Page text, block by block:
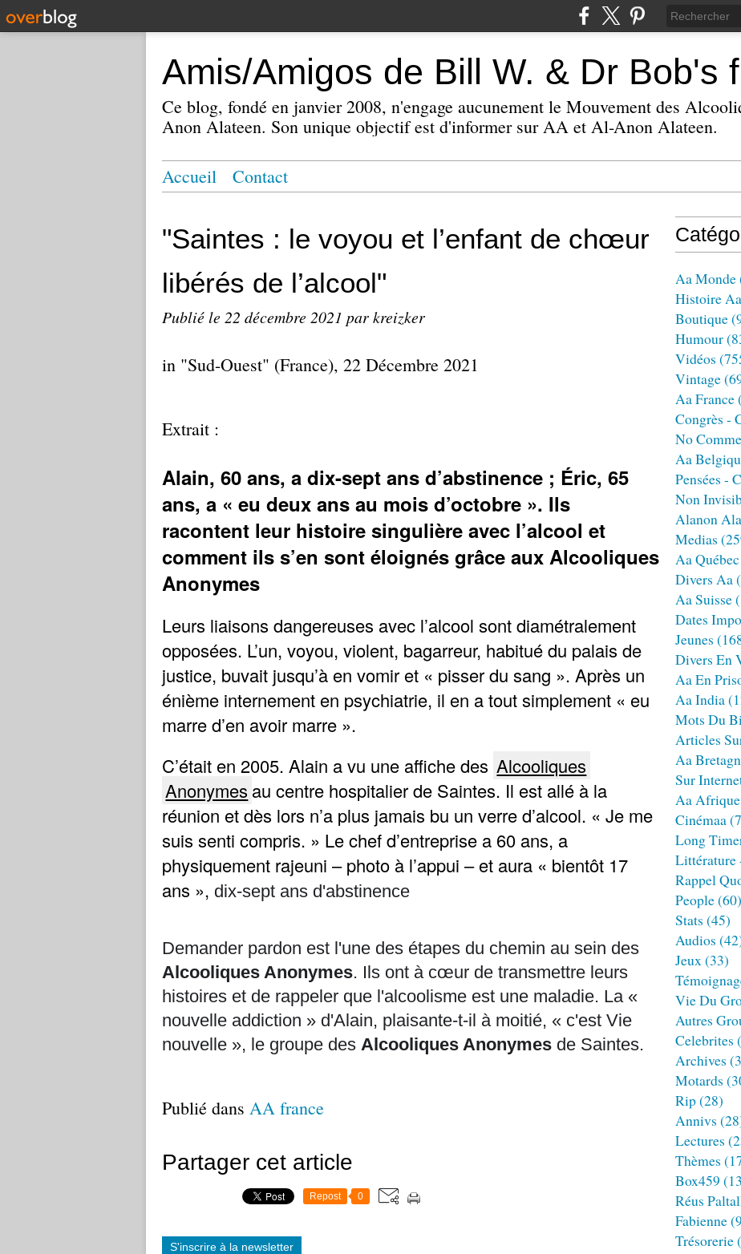
Amis/Amigos de Bill W. & Dr Bob's
Ce blog, fondé en janvier 2008, n'engage aucunement le Mouvement des
Anon Alateen. Son unique objectif est d'informer sur AA et Al-Anon Alateen.
Accueil Contact
"Saintes : le voyou et l’enfant de chœur
libérés de l’alcool"
Publié le 22 décembre 2021 par kreizker
in "Sud-Ouest" (France), 22 Décembre 2021
Extrait :
Alain, 60 ans, a dix-sept ans d’abstinence ; Éric, 65
ans, a « eu deux ans au mois d’octobre ». Ils
racontent leur histoire singulière avec l’alcool et
comment ils s’en sont éloignés grâce aux Alcooliques
Anonymes
Leurs liaisons dangereuses avec l’alcool sont diamétralement
opposées. L’un, voyou, violent, bagarreur, habitué du palais de
justice, buvait jusqu’à en vomir et « pisser du sang ». Après un
énième internement en psychiatrie, il en a tout simplement « eu
marre d’en avoir marre ».
C’était en 2005. Alain a vu une affiche des Alcooliques
Anonymes au centre hospitalier de Saintes. Il est allé à la
réunion et dès lors n’a plus jamais bu un verre d’alcool. « Je me
suis senti compris. » Le chef d’entreprise a 60 ans, a
physiquement rajeuni – photo à l’appui – et aura « bientôt 17
ans », dix-sept ans d'abstinence
Demander pardon est l'une des étapes du chemin au sein des
Alcooliques Anonymes. Ils ont à cœur de transmettre leurs
histoires et de rappeler que l'alcoolisme est une maladie. La «
nouvelle addiction » d'Alain, plaisante-t-il à moitié, « c'est Vie
nouvelle », le groupe des Alcooliques Anonymes de Saintes.
Publié dans AA france
Partager cet article
Repost 0
S'inscrire à la newsletter
Aa Monde
Histoire Aa
Boutique
Humour
Vidéos
Vintage
Aa France
Congrès -
No
Aa
Pensées -
Non
Alanon
Medias
Aa Québec
Divers Aa
Aa Suisse
Dates
Jeunes
Divers En
Aa En
Aa India
Mots Du
Articles
Aa
Sur
Aa Afrique
Cinémaa
Long
Littérature
Rappel
People(60)
Stats (45)
Audios
Jeux(33)
Vie Du
Autres
Celebrites
Archives
Motards
Rip(28)
Annivs
Lectures
Thèmes
Box459
Réus
Fabienne
Trésorerie